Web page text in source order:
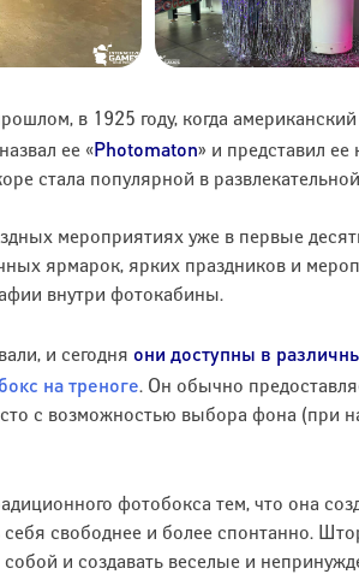
в 1925 году, когда
ее «Photomaton» и представил
стала популярной в
мероприятиях уже в первые
ярмарок, ярких праздников и
внутри фотокабины.
и сегодня они доступны в
на треноге. Он обычно
с возможностью выбора фона (при
фотобокса тем, что она
себя свободнее и более спонтанно.
собой и создавать веселые и